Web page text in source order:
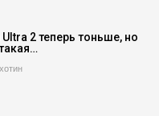
Ultra 2 теперь тоньше, но